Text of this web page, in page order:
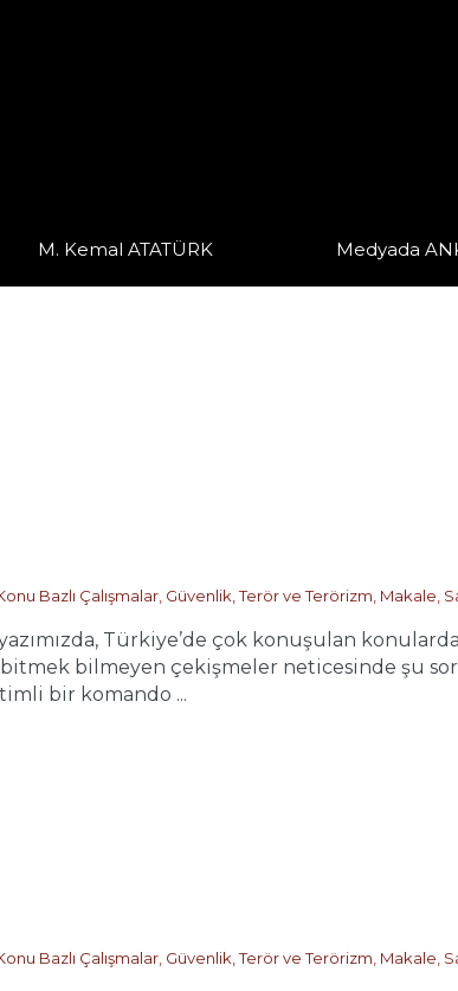
M. Kemal ATATÜRK Medyada
Bazlı Çalışmalar, Güvenlik, Terör ve Terörizm, Makale,
Türkiye’de çok konuşulan
bilmeyen çekişmeler neticesinde şu
bir komando ...
Bazlı Çalışmalar Güvenlik, Terör ve Terörizm Makale